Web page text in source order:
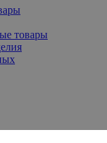
товары